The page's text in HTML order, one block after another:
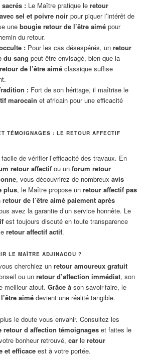
:Le Maître pratique le retour
sel et poivre noirpour piquer l’intérêt de
une bougie retour de l’être aimépour
du retour.
:Pour les cas désespérés, un retour
du sang peut être envisagé, bien que la
de l’être aiméclassique suffise
:Fort de son héritage, il maîtrise le
marocain et africain pour une efficacité
TÉMOIGNAGES : LE RETOUR AFFECTIF
de vérifier l’efficacité des travaux. En
retour affectif ou unforum retour
, vous découvrirez de nombreuxavis
plus, le Maître propose unretour affectif pas
retour de l’être aimé paiement après
avez la garantie d’un service honnête. Le
est toujours discuté en toute transparence
retour affectif actif.
LE MAÎTRE ADJINACOU ?
cherchiez unretour amoureux gratuit
ou unretour d’affection immédiat, son
meilleur atout.Grâce à son savoir-faire, le
aimé devient une réalité tangible.
le doute vous envahir. Consultez les
retour d affection témoignages et faites le
bonheur retrouvé,car leretour
et efficace est à votre portée.